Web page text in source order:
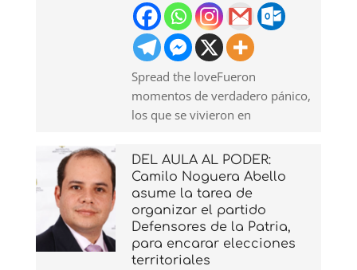
Spread the loveFueron
momentos de verdadero pánico,
los que se vivieron en
DEL AULA AL PODER:
Camilo Noguera Abello
asume la tarea de
organizar el partido
Defensores de la Patria,
para encarar elecciones
territoriales